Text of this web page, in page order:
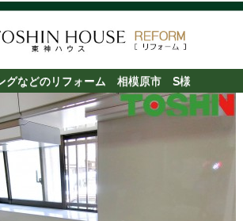
グなどのリフォーム 相模原市 S様